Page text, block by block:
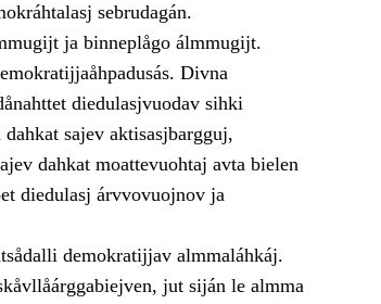
sebrudagán.
ja binneplågo álmmugijt.
Divna
diedulasjvuodav sihki
sajev aktisasjbargguj,
dahkat moattevuohtaj avta bielen
diedulasj árvvovuojnov ja
demokratijjav almmaláhkáj.
jut siján le almma